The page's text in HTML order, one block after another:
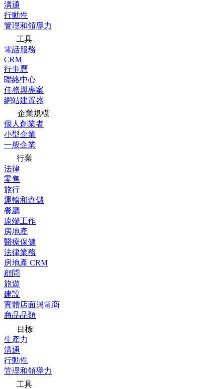
溝通
行動性
管理和領導力
工具
電話服務
CRM
行事曆
聯絡中心
任務與專案
網站建置器
企業規模
個人創業者
小型企業
一般企業
行業
法律
零售
旅行
運輸和倉儲
餐廳
遠端工作
房地產
醫療保健
法律業務
房地產 CRM
顧問
旅遊
建設
實體店面與電商
商品品類
目標
生產力
溝通
行動性
管理和領導力
工具